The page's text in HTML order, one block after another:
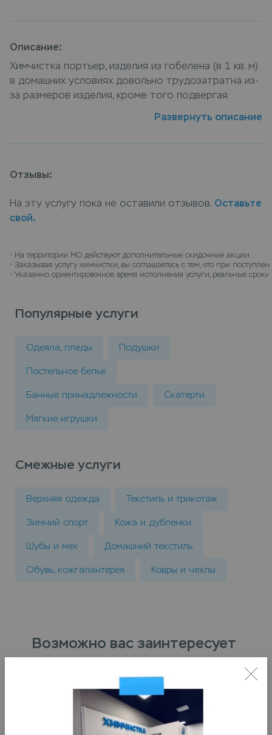
Описание:
Химчистка портьер, изделия из гобелена (в 1 кв. м)
в домашних условиях довольно трудозатратна из-
за размеров изделия, кроме того подвергая
стирки есть риск повредить материал изделия. В
что позволяет обеспечить портьер, изделия из
портьер, изделия из гобелена (в 1 кв. м) в
химчистку можно в пунктах приема Leda, или
Развернуть описание
Отзывы:
На эту услугу пока не оставили отзывов. Оставьте
свой.
• На территории МО действуют дополнительные скидочные акции.
• Заказывая услугу химчистки, вы соглашаетесь с тем, что при
• Указанно ориентировочное время исполнения услуги, реальные сроки
Популярные услуги
Одеяла, пледы Подушки
Постельное белье
Банные принадлежности Скатерти
Мягкие игрушки
Смежные услуги
Верхняя одежда Текстиль и трикотаж
Зимний спорт Кожа и дубленки
Шубы и мех Домашний текстиль
Обувь, кожгалантерея Ковры и чехлы
Возможно вас заинтересует